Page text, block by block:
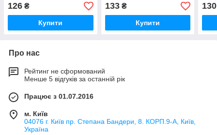
126 ₴
Купити
133₴
Купити
130
Про нас
Рейтинг не сформований
Менше 5 відгуків за останній рік
Працює з 01.07.2016
м. Київ
04076 г. Київ пр. Степана Бандери, 8. КОРП.9-А, Київ,
Україна